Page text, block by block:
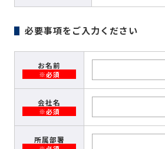
必要事項をご入力ください
お名前
※必須
会社名
※必須
所属部署